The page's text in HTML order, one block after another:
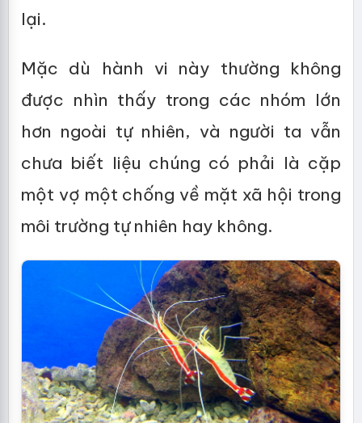
lại.
Mặc dù hành vi này thường không
được nhìn thấy trong các nhóm lớn
hơn ngoài tự nhiên, và người ta vẫn
chưa biết liệu chúng có phải là cặp
một vợ một chống về mặt xã hội trong
môi trường tự nhiên hay không.